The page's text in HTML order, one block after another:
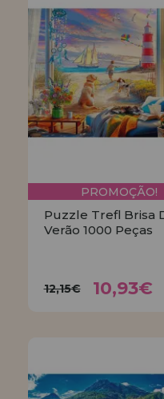
PROMOÇÃO!
Puzzle Trefl Brisa
Verão 1000 Peças
12,15€ 10,93€